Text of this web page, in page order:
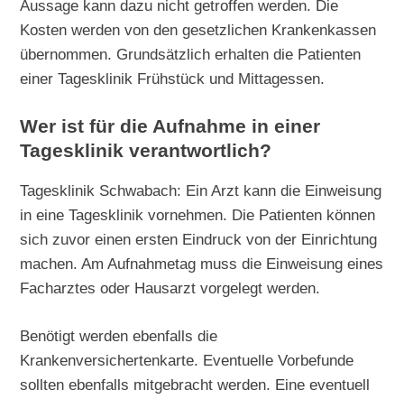
Aussage kann dazu nicht getroffen werden. Die
Kosten werden von den gesetzlichen Krankenkassen
übernommen. Grundsätzlich erhalten die Patienten
einer Tagesklinik Frühstück und Mittagessen.
Wer ist für die Aufnahme in einer
Tagesklinik verantwortlich?
Tagesklinik Schwabach: Ein Arzt kann die Einweisung
in eine Tagesklinik vornehmen. Die Patienten können
sich zuvor einen ersten Eindruck von der Einrichtung
machen. Am Aufnahmetag muss die Einweisung eines
Facharztes oder Hausarzt vorgelegt werden.
Benötigt werden ebenfalls die
Krankenversichertenkarte. Eventuelle Vorbefunde
sollten ebenfalls mitgebracht werden. Eine eventuell